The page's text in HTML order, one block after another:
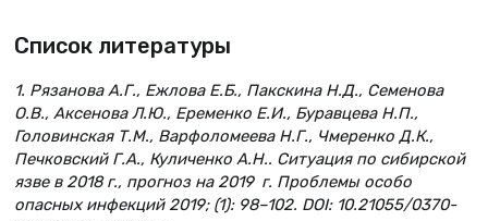
Список литературы
1. Рязанова А.Г., Ежлова Е.Б., Пакскина Н.Д., Семенова
О.В., Аксенова Л.Ю., Еременко Е.И., Буравцева Н.П.,
Головинская Т.М., Варфоломеева Н.Г., Чмеренко Д.К.,
Печковский Г.А., Куличенко А.Н.. Ситуация по сибирской
язве в 2018 г., прогноз на 2019 г. Проблемы особо
опасных инфекций 2019; (1): 98–102. DOI: 10.21055/0370-